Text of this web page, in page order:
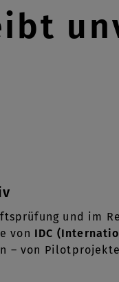
und im
von IDC
– von